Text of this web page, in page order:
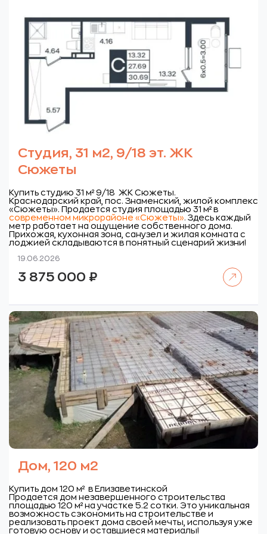
Студия, 31 м2, 9/18 эт. ЖК
Сюжеты
Купить студию 31 м² 9/18 ЖК Сюжеты.
Краснодарский край, пос. Знаменский, жилой комплекс
«Сюжеты». Продается студия площадью 31 м² в
современном микрорайоне «Сюжеты». Здесь каждый
метр работает на ощущение собственного дома.
Прихожая, кухонная зона, санузел и жилая комната с
лоджией складываются в понятный сценарий жизни!
19.06.2026
3 875 000 ₽
Дом, 120 м2
Купить дом 120 м² в Елизаветинской
Продается дом незавершенного строительства
площадью 120 м² на участке 5.2 сотки. Это уникальная
возможность сэкономить на строительстве и
реализовать проект дома своей мечты, используя уже
готовую основу и оставшиеся материалы!